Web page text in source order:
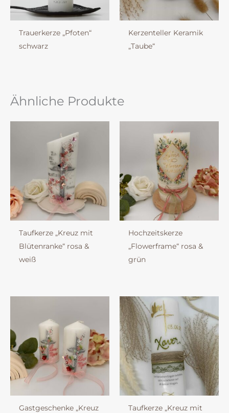
Trauerkerze „Pfoten“
schwarz
Kerzenteller Keramik
„Taube“
Ähnliche Produkte
Taufkerze „Kreuz mit
Blütenranke“ rosa &
weiß
Hochzeitskerze
„Flowerframe“ rosa &
grün
Gastgeschenke „Kreuz
Taufkerze „Kreuz mit